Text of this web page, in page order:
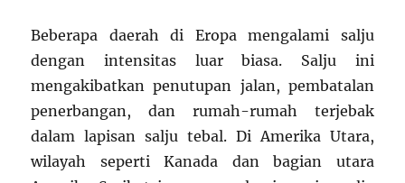
Beberapa daerah di Eropa mengalami salju
dengan intensitas luar biasa. Salju ini
mengakibatkan penutupan jalan, pembatalan
penerbangan, dan rumah-rumah terjebak
dalam lapisan salju tebal. Di Amerika Utara,
wilayah seperti Kanada dan bagian utara